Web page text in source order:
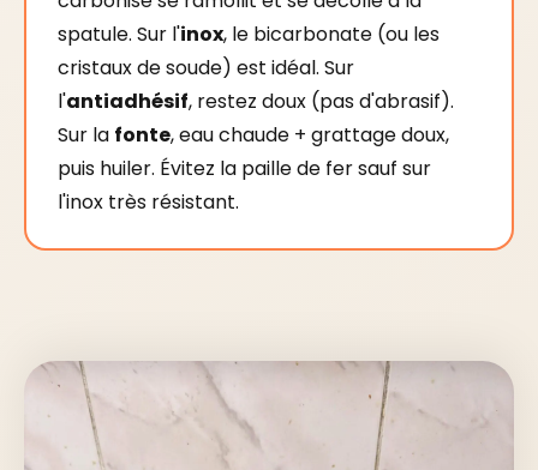
spatule. Sur l'inox, le bicarbonate (ou les
cristaux de soude) est idéal. Sur
l'antiadhésif, restez doux (pas d'abrasif).
Sur la fonte, eau chaude + grattage doux,
puis huiler. Évitez la paille de fer sauf sur
l'inox très résistant.